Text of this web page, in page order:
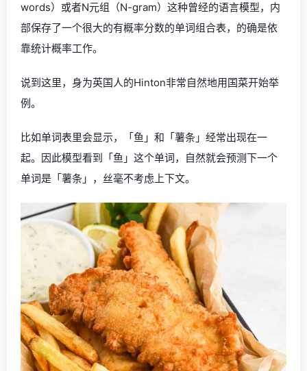
words）或者N元组（N-gram）这种曾经的语言模型，内
部保存了一个很大的有概率分数的单词组合表，的确是依
靠统计概率工作。
说到这里，身为英国人的Hinton非常自然地用国菜开始举
例。
比如单词表里会显示，「鱼」和「薯条」经常出现在一
起。因此模型看到「鱼」这个单词，自然就会预测下一个
单词是「薯条」，丝毫不考虑上下文。